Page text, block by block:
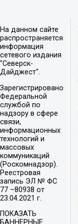
На данном сайте
распространяется
информация
сетевого издания
"Северск-
Дайджест".
Зарегистрировано
Федеральной
службой по
надзору в сфере
связи,
информационных
технологий и
массовых
коммуникаций
(Роскомнадзор).
Реестровая
запись ЭЛ № ФС
77 –80938 от
23.04.2021 г.
ПОКАЗАТЬ